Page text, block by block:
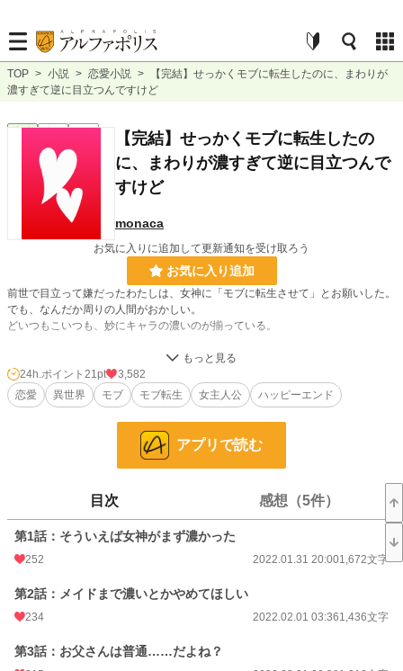
TOP > 小説 > 恋愛小説 >
【完結】せっかくモブに転生したのに、まわりが
濃すぎて逆に目立つんですけど
恋愛 完結 短編
【完結】せっかくモブに転生したの
に、まわりが濃すぎて逆に目立つんで
すけど
monaca
お気に入りに追加して更新通知を受け取ろう
お気に入り追加
前世で目立って嫌だったわたしは、女神に「モブに転生させて」とお願いした。
でも、なんだか周りの人間がおかしい。
どいつもこいつも、妙にキャラの濃いのが揃っている。
これ、普通にしているわたしのほうが、逆に目立ってるんじゃない？
小説 26,622 位 / 228,897 件
11,553 位 / 66,387 件
21 pt
文字数 54,904
更新日時
初回公開日時 2022.01.31 20:00
初回完結日時
週間ポイント 210 pt (24,275 位)
24h.ポイント 21pt
3,582
恋愛
異世界 モブ モブ転生 女主人公 ハッピーエンド
アプリで読む
目次 感想（5件）
第1話：そういえば女神がまず濃かった
252 2022.01.31 20:001,672文字
第2話：メイドまで濃いとかやめてほしい
234 2022.02.01 03:361,436文字
第3話：お父さんは普通……だよね？